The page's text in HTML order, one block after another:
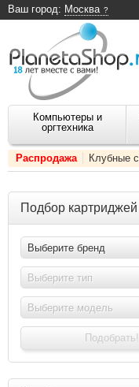
Ваш город: Москва
Компьютеры и
оргтехника
Распродажа Клубные
Подбор картриджей
Выберите бренд
Выберите тип
Выберите модель